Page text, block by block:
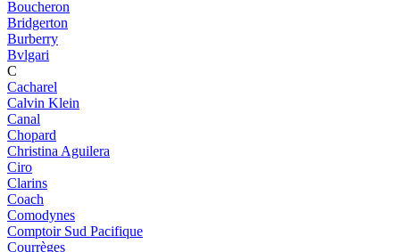
Boucheron
Bridgerton
Burberry
Bvlgari
C
Cacharel
Calvin Klein
Canal
Chopard
Christina Aguilera
Ciro
Clarins
Coach
Comodynes
Comptoir Sud Pacifique
Courrèges